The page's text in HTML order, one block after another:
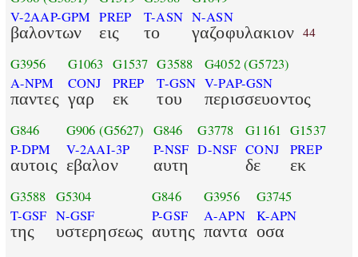
V-2AAP-GPM
βαλοντων
PREP
εις
T-ASN
το
N-ASN
γαζοφυλακιον 44
G3956
A-NPM
παντες
G1063
CONJ
γαρ
G1537
PREP
εκ
G3588
T-GSN
του
G4052(G5723)
V-PAP-GSN
περισσευοντος
G846
P-DPM
αυτοις
G906 (G5627)
V-2AAI-3P
εβαλον
G846
P-NSF
αυτη
G3778
D-NSF
G1161
CONJ
δε
G1537
PREP
εκ
G3588
T-GSF
της
G5304
N-GSF
υστερησεως
G846
P-GSF
αυτης
G3956
A-APN
παντα
G3745
K-APN
οσα